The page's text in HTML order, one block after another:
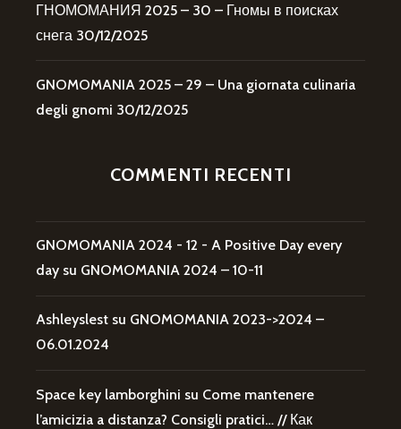
ГНОМОМАНИЯ 2025 – 30 – Гномы в поисках
снега 30/12/2025
GNOMOMANIA 2025 – 29 – Una giornata culinaria
degli gnomi 30/12/2025
COMMENTI RECENTI
GNOMOMANIA 2024 - 12 - A Positive Day every
day su GNOMOMANIA 2024 – 10-11
Ashleyslest su GNOMOMANIA 2023->2024 –
06.01.2024
Space key lamborghini su Come mantenere
l’amicizia a distanza? Consigli pratici… // Как